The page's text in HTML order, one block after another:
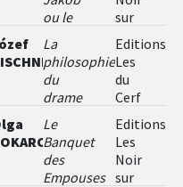
ou le
voyage à
travers
sept
frontières,
cinq
langues,
trois
grandes
sur
La
philosophie
du
drame
Editions
Les
du
Cerf
Le
Banquet
des
Empouses
Editions
Les
Noir
sur